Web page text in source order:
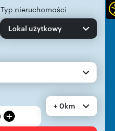
Typ nieruchomości
Lokal użytkowy
+
+ 0km